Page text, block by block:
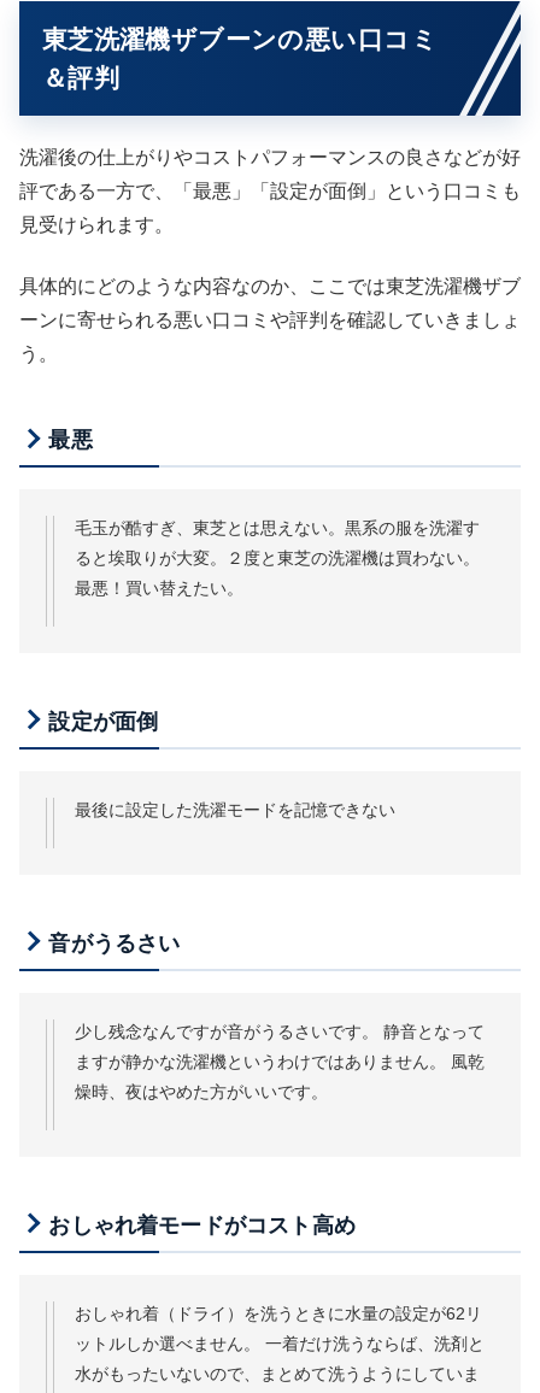
東芝洗濯機ザブーンの悪い口コミ
＆評判
洗濯後の仕上がりやコストパフォーマンスの良さなどが好
評である一方で、「最悪」「設定が面倒」という口コミも
見受けられます。
具体的にどのような内容なのか、ここでは東芝洗濯機ザブ
ーンに寄せられる悪い口コミや評判を確認していきましょ
う。
最悪
毛玉が酷すぎ、東芝とは思えない。黒系の服を洗濯す
ると埃取りが大変。２度と東芝の洗濯機は買わない。
最悪！買い替えたい。
設定が面倒
最後に設定した洗濯モードを記憶できない
音がうるさい
少し残念なんですが音がうるさいです。 静音となって
ますが静かな洗濯機というわけではありません。 風乾
燥時、夜はやめた方がいいです。
おしゃれ着モードがコスト高め
おしゃれ着（ドライ）を洗うときに水量の設定が62リ
ットルしか選べません。 一着だけ洗うならば、洗剤と
水がもったいないので、まとめて洗うようにしていま